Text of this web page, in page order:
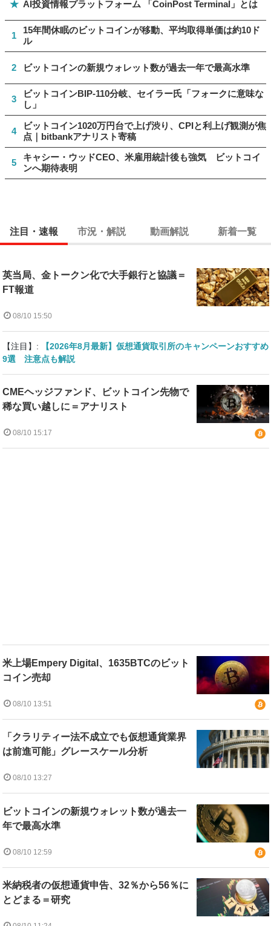
★ AI投資情報プラットフォーム 「CoinPost Terminal」とは
1
15年間休眠のビットコインが移動、平均取得単価は約10ド
ル
2 ビットコインの新規ウォレット数が過去一年で最高水準
3
ビットコインBIP-110分岐、セイラー氏「フォークに意味な
し」
4
ビットコイン1020万円台で上げ渋り、CPIと利上げ観測が焦
点｜bitbankアナリスト寄稿
5
キャシー・ウッドCEO、米雇用統計後も強気 ビットコイ
ンへ期待表明
注目・速報 市況・解説 動画解説 新着一覧
英当局、金トークン化で大手銀行と協議＝
FT報道
08/10 15:50
【注目】:
【2026年8月最新】仮想通貨取引所のキャンペーンおすすめ
9選 注意点も解説
CMEヘッジファンド、ビットコイン先物で
稀な買い越しに＝アナリスト
08/10 15:17
米上場Empery Digital、1635BTCのビット
コイン売却
08/10 13:51
「クラリティー法不成立でも仮想通貨業界
は前進可能」グレースケール分析
08/10 13:27
ビットコインの新規ウォレット数が過去一
年で最高水準
08/10 12:59
米納税者の仮想通貨申告、32％から56％に
とどまる＝研究